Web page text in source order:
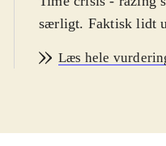
særligt. Faktisk lidt
det betyder ikke så
mundvigene. Du er
Læs hele